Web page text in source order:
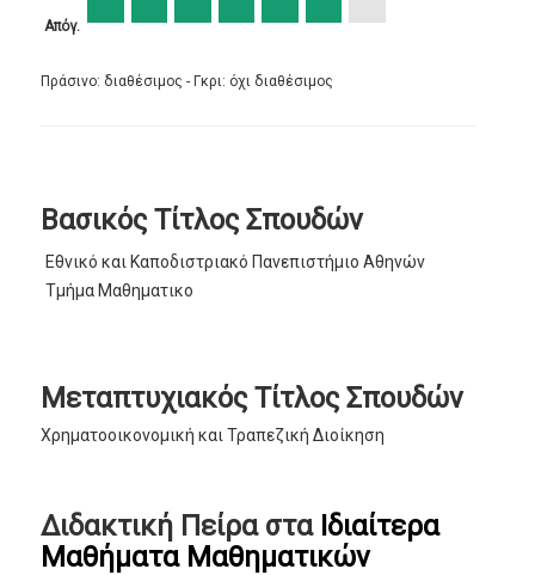
Απόγ.
Πράσινο: διαθέσιμος - Γκρι: όχι διαθέσιμος
Βασικός Τίτλος Σπουδών
Εθνικό και Καποδιστριακό Πανεπιστήμιο Αθηνών
Τμήμα Μαθηματικο
Μεταπτυχιακός Τίτλος Σπουδών
Χρηματοοικονομική και Τραπεζική Διοίκηση
Διδακτική Πείρα στα Ιδιαίτερα
Μαθήματα Μαθηματικών